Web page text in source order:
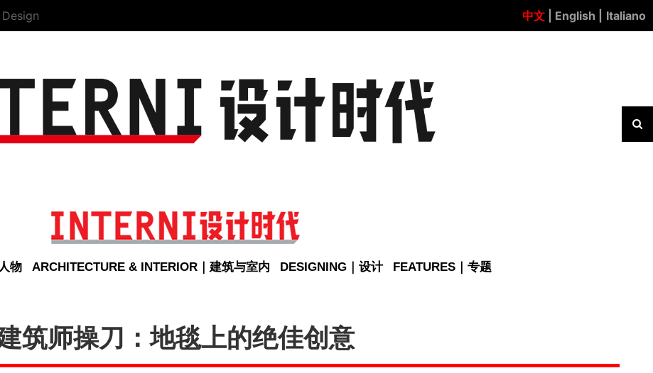
中文 | English | Italiano
物 ARCHITECTURE & INTERIOR｜建筑与室内 DESIGNING｜设计 FEATURES｜专题
筑师操刀：地毯上的绝佳创意